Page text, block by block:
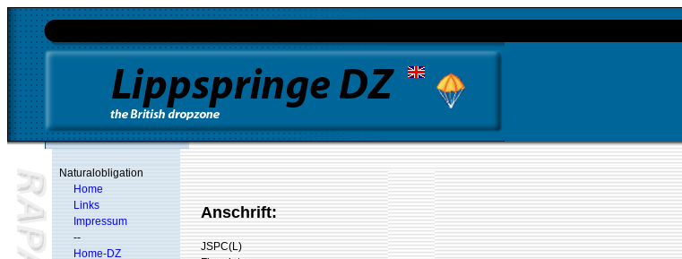
Naturalobligation
Home
Links
Impressum
--
Home-DZ
Anschrift:
JSPC(L)